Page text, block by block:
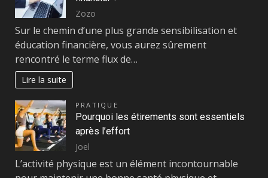
Zozo
Sur le chemin d’une plus grande sensibilisation et
éducation financière, vous aurez sûrement
rencontré le terme flux de…
Lire la suite
PRATIQUE
Pourquoi les étirements sont essentiels
après l’effort
Joel
L’activité physique est un élément incontournable